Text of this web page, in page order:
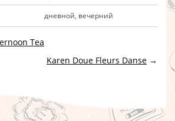
дневной, вечерний
Tea
Karen Doue Fleurs Danse →